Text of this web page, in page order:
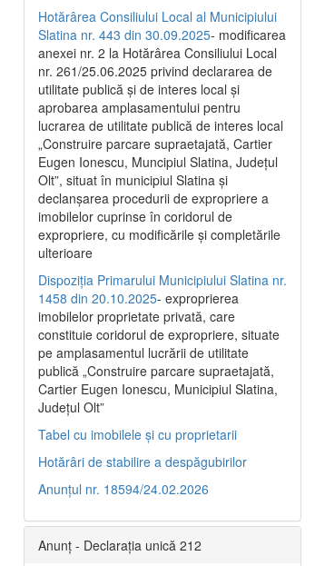
Hotărârea Consiliului Local al Municipiului
Slatina nr. 443 din 30.09.2025- modificarea
anexei nr. 2 la Hotărârea Consiliului Local
nr. 261/25.06.2025 privind declararea de
utilitate publică şi de interes local şi
aprobarea amplasamentului pentru
lucrarea de utilitate publică de interes local
„Construire parcare supraetajată, Cartier
Eugen Ionescu, Muncipiul Slatina, Judeţul
Olt”, situat în municipiul Slatina şi
declanşarea procedurii de expropriere a
imobilelor cuprinse în coridorul de
expropriere, cu modificările şi completările
ulterioare
Dispoziția Primarului Municipiului Slatina nr.
1458 din 20.10.2025- exproprierea
imobilelor proprietate privată, care
constituie coridorul de expropriere, situate
pe amplasamentul lucrării de utilitate
publică „Construire parcare supraetajată,
Cartier Eugen Ionescu, Municipiul Slatina,
Județul Olt”
Tabel cu imobilele și cu proprietarii
Hotărâri de stabilire a despăgubirilor
Anunțul nr. 18594/24.02.2026
Anunț - Declarația unică 212